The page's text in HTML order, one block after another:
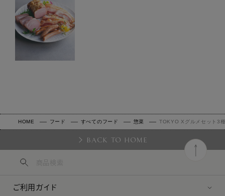
HOME フード すべてのフード 惣菜 TOKYO Xグルメセット3
BACK TO HOME
ご利用ガイド